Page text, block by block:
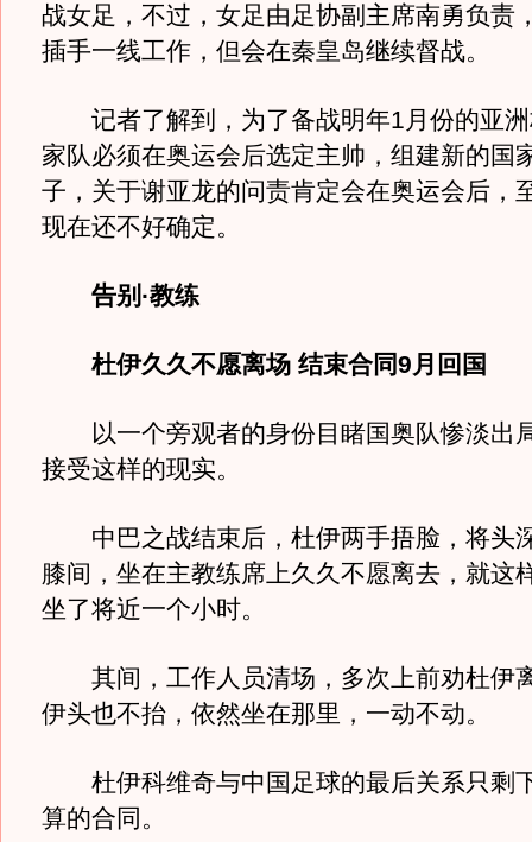
战女足，不过，女足由足协副主席南勇负责
插手一线工作，但会在秦皇岛继续督战。
记者了解到，为了备战明年1月份的亚洲
家队必须在奥运会后选定主帅，组建新的国
子，关于谢亚龙的问责肯定会在奥运会后，
现在还不好确定。
告别·教练
杜伊久久不愿离场 结束合同9月回国
以一个旁观者的身份目睹国奥队惨淡出
接受这样的现实。
中巴之战结束后，杜伊两手捂脸，将头
膝间，坐在主教练席上久久不愿离去，就这
坐了将近一个小时。
其间，工作人员清场，多次上前劝杜伊
伊头也不抬，依然坐在那里，一动不动。
杜伊科维奇与中国足球的最后关系只剩
算的合同。